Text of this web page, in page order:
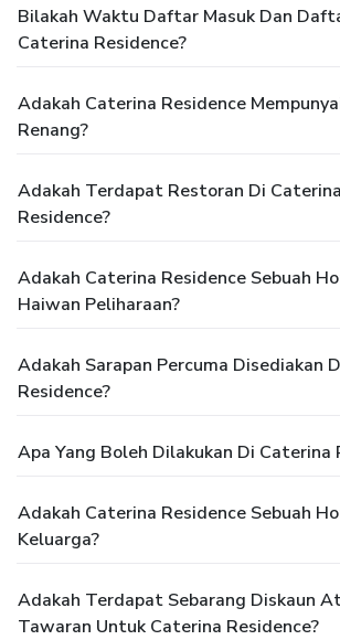
Bilakah Waktu Daftar Masuk Dan
Caterina Residence?
Adakah Caterina Residence
Renang?
Adakah Terdapat Restoran Di Caterina
Residence?
Adakah Caterina Residence Sebuah
Haiwan Peliharaan?
Adakah Sarapan Percuma Disediakan
Residence?
Apa Yang Boleh Dilakukan Di Caterina
Adakah Caterina Residence Sebuah
Keluarga?
Adakah Terdapat Sebarang Diskaun
Tawaran Untuk Caterina Residence?